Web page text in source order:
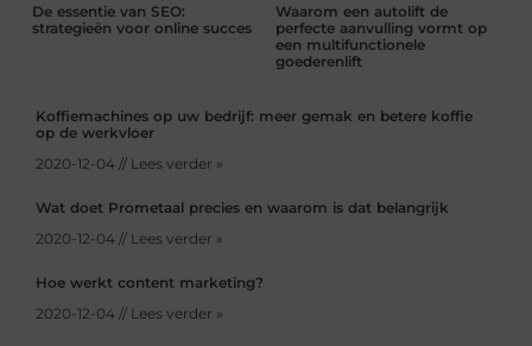
De essentie van SEO:
strategieën voor online succes
Waarom een autolift de
perfecte aanvulling vormt op
een multifunctionele
goederenlift
Koffiemachines op uw bedrijf: meer gemak en betere koffie
op de werkvloer
2020-12-04 // Lees verder »
Wat doet Prometaal precies en waarom is dat belangrijk
2020-12-04 // Lees verder »
Hoe werkt content marketing?
2020-12-04 // Lees verder »